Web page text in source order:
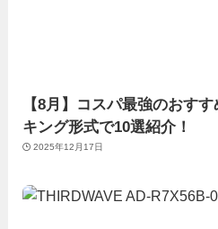
【8月】コスパ最強のおす
キング形式で10選紹介！
2025年12月17日